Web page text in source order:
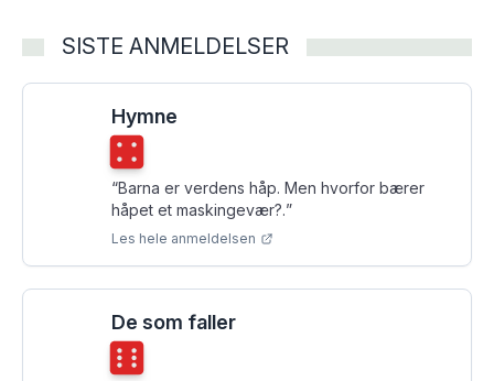
SISTE ANMELDELSER
Hymne
Terningkast
“Barna er verdens håp. Men hvorfor bærer
håpet et maskin­gevær?.”
Les hele anmeldelsen
De som faller
Terningkast